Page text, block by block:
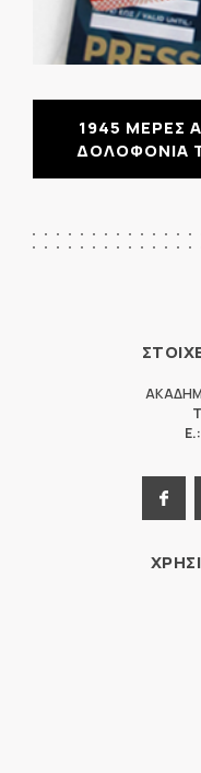
1945 ΜΕΡΕΣ
ΔΟΛΟΦΟΝΙΑ
E.: